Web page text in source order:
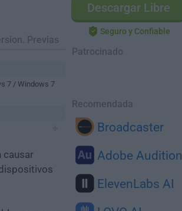
Descargar Libre
Seguro y Confiable
Patrocinado
Recomendada
Broadcaster
Adobe Audition
ElevenLabs AI
Previas
7 / Windows 7
causar